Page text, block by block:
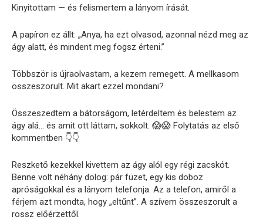
Kinyitottam — és felismertem a lányom írását.
A papíron ez állt: „Anya, ha ezt olvasod, azonnal nézd meg az
ágy alatt, és mindent meg fogsz érteni.”
Többször is újraolvastam, a kezem remegett. A mellkasom
összeszorult. Mit akart ezzel mondani?
Összeszedtem a bátorságom, letérdeltem és belestem az
ágy alá… és amit ott láttam, sokkolt. 😱😱 Folytatás az első
kommentben 👇👇
Reszkető kezekkel kivettem az ágy alól egy régi zacskót.
Benne volt néhány dolog: pár füzet, egy kis doboz
apróságokkal és a lányom telefonja. Az a telefon, amiről a
férjem azt mondta, hogy „eltűnt”. A szívem összeszorult a
rossz előérzettől.